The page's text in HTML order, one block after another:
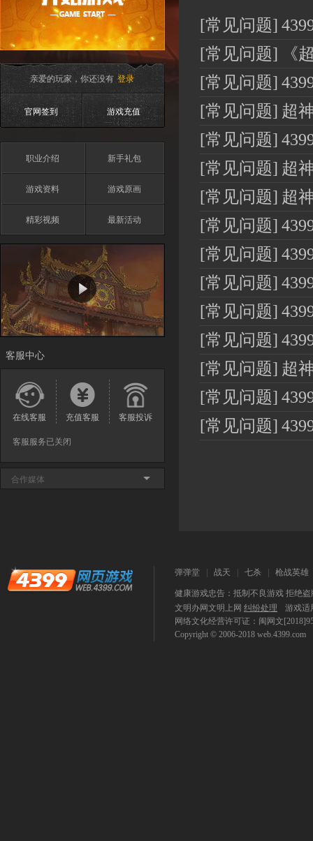
亲爱的玩家，你还没有 登录
官网签到 游戏充值
职业介绍 新手礼包
游戏资料 游戏原画
精彩视频 最新活动
客服中心
在线客服 充值客服 客服投诉
客服服务已关闭
合作媒体
[常见问题]
[常见问题]
《
[常见问题]
[常见问题] 超
[常见问题]
[常见问题] 超
[常见问题] 超
[常见问题]
[常见问题]
[常见问题]
[常见问题]
[常见问题]
[常见问题] 超
[常见问题]
[常见问题]
弹弹堂 战天 七杀 枪战英雄
健康游戏忠告：抵制不良游戏 拒绝
文明办网文明上网 纠纷处理
游戏适
网络文化经营许可证：闽网文
Copyright © 2006-2018 web.4399.com